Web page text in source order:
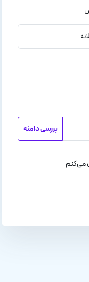
بررسی دامنه
می‌کنم